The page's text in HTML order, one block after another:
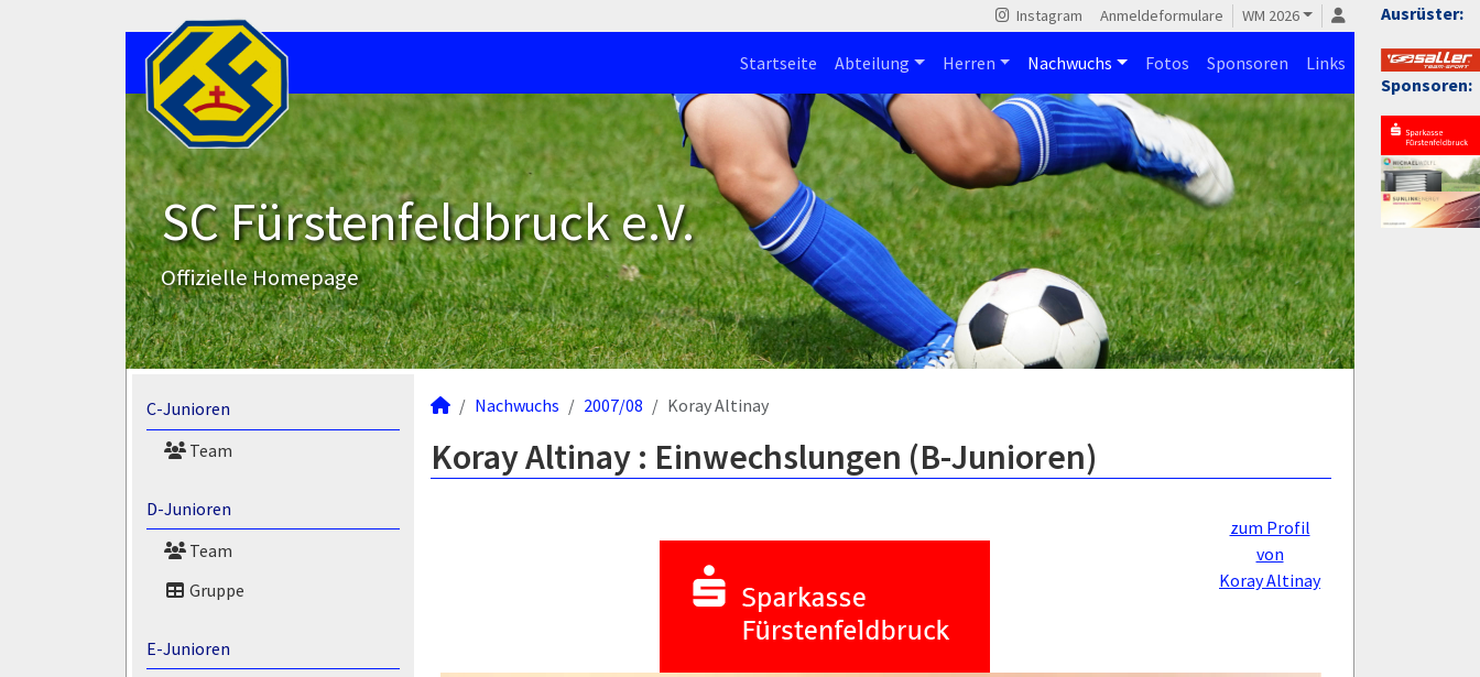
Ausrüster:
Sponsoren:
Instagram Anmeldeformulare WM 2026
Startseite Abteilung Herren Nachwuchs Fotos Sponsoren Links
SC Fürstenfeldbruck e.V.
Offizielle Homepage
C-Junioren
Team
D-Junioren
Team
Gruppe
E-Junioren
Nachwuchs 2007/08 Koray Altinay
Koray Altinay : Einwechslungen (B-Junioren)
zum Profil
von
Koray Altinay